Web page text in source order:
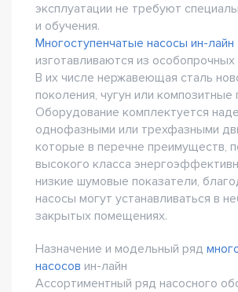
эксплуатации не требуют
и обучения.
Многоступенчатые насосы ин-лайн
изготавливаются из
В их числе нержавеющая сталь
поколения, чугун или
Оборудование комплектуется
однофазными или трехфазными
которые в перечне преимуществ,
высокого класса
низкие шумовые показатели,
насосы могут устанавливаться в
закрытых помещениях.
Назначение и модельный ряд
насосов ин-лайн
Ассортиментный ряд насосного